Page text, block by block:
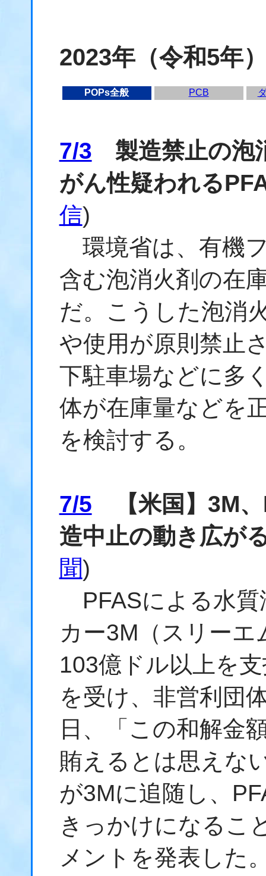
2023年（令和5年
POPs全般 PCB
7/3 製造禁止の泡
がん性疑われる
信)
環境省は、有機
含む泡消火剤の在
だ。こうした泡消
や使用が原則禁止
下駐車場などに多
体が在庫量などを
を検討する。
7/5 【米国】3M
造中止の動き広が
聞)
PFASによる水質
カー3M（スリー
103億ドル以上を
を受け、非営利団
日、「この和解金
賄えるとは思えな
が3Mに追随し、
きっかけになるこ
メントを発表した